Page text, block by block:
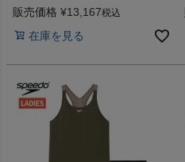
販売価格 ¥13,167税込
在庫を見る